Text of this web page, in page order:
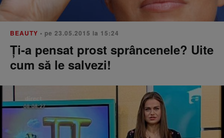
BEAUTY • pe 23.05.2015 la 15:24
Ți-a pensat prost sprâncenele? Uite
cum să le salvezi!